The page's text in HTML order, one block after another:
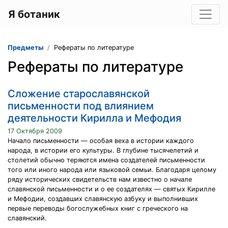
Я ботаник
Предметы Рефераты по литературе
Рефераты по литературе
Сложение старославянской
письменности под влиянием
деятельности Кирилла и Мефодия
17 Октября 2009
Начало письменности — особая веха в истории каждого
народа, в истории его культуры. В глубине тысячелетий и
столетий обычно теряются имена создателей письменности
того или иного народа или языковой семьи. Благодаря целому
ряду исторических свидетельств нам известно о начале
славянской письменности и о ее создателях — святых Кирилле
и Мефодии, создавших славянскую азбуку и выполнивших
первые переводы богослужебных книг с греческого на
славянский.